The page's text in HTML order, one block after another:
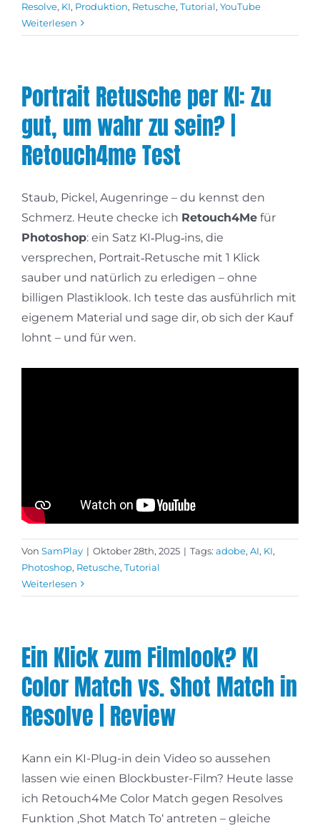
Resolve, KI, Produktion, Retusche, Tutorial, YouTube
Weiterlesen
Portrait Retusche per KI: Zu
gut, um wahr zu sein? |
Retouch4me Test
Staub, Pickel, Augenringe – du kennst den
Schmerz. Heute checke ich Retouch4Mefür
Photoshop: ein Satz KI‑Plug‑ins, die
versprechen, Portrait‑Retusche mit 1 Klick
sauber und natürlich zu erledigen – ohne
billigen Plastiklook. Ich teste das ausführlich mit
eigenem Material und sage dir, ob sich der Kauf
lohnt – und für wen.
Von SamPlay | Oktober 28th, 2025 | Tags: adobe, AI, KI,
Photoshop, Retusche, Tutorial
Weiterlesen
Ein Klick zum Filmlook? KI
Color Match vs. Shot Match in
Resolve | Review
Kann ein KI-Plug-in dein Video so aussehen
lassen wie einen Blockbuster-Film? Heute lasse
ich Retouch4Me Color Match gegen Resolves
Funktion ‚Shot Match To‘ antreten – gleiche